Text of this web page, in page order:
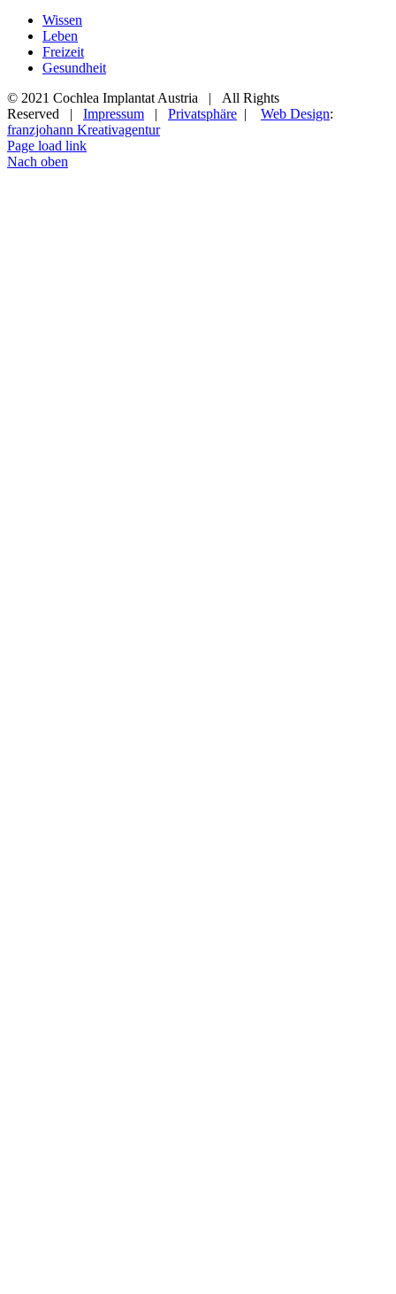
Wissen
Leben
Freizeit
Gesundheit
© 2021 Cochlea Implantat Austria | All Rights
Reserved | Impressum | Privatsphäre | Web Design:
franzjohann Kreativagentur
Page load link
Nach oben